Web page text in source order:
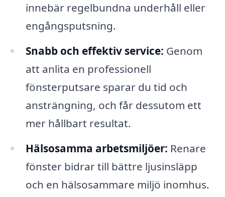
innebär regelbundna underhåll eller
engångsputsning.
Snabb och effektiv service: Genom
att anlita en professionell
fönsterputsare sparar du tid och
ansträngning, och får dessutom ett
mer hållbart resultat.
Hälsosamma arbetsmiljöer: Renare
fönster bidrar till bättre ljusinsläpp
och en hälsosammare miljö inomhus.